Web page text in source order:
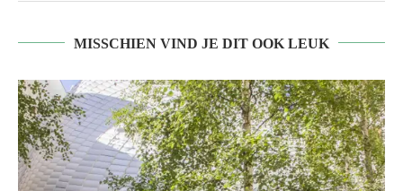
MISSCHIEN VIND JE DIT OOK LEUK